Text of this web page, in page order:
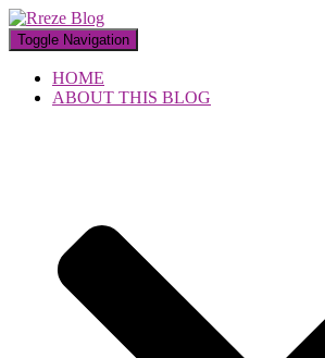
Toggle Navigation
HOME
ABOUT THIS BLOG